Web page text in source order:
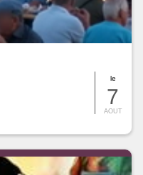
le
7
AOUT